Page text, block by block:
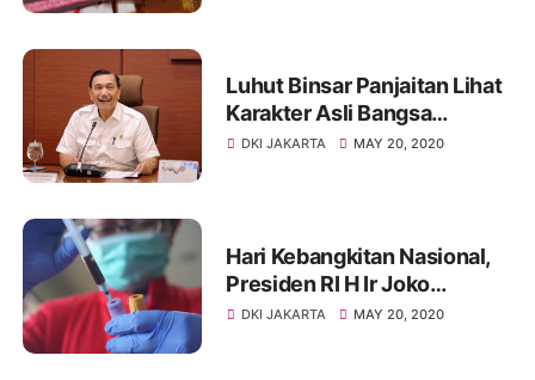
Luhut Binsar Panjaitan Lihat
Karakter Asli Bangsa
Indonesia Muncul Saat
DKI JAKARTA MAY 20, 2020
Hari Kebangkitan Nasional,
Presiden RI H Ir Joko
Widodo Luncurkan Rapid
DKI JAKARTA MAY 20, 2020